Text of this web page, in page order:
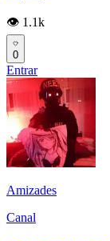
👁️ 1.1k
0
Entrar
Amizades
Canal